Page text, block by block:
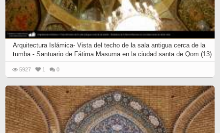
Arquitectura Islámica- Vista del techo de la sala antigua cerca de la
tumba - Santuario de Fátima Masuma en la ciudad santa de Qom (13)
5927 1 0